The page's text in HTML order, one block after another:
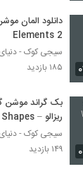
Elements 2
۱۸۵ بازدید
بک گراند موشن
ریزالو – Wire Shapes
۱۴۹ بازدید